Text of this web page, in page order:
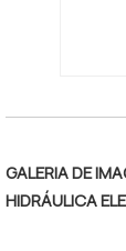
GALERIA DE
HIDRÁULICA